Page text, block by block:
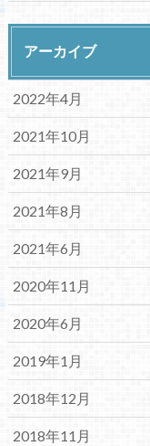
アーカイブ
2022年4月
2021年10月
2021年9月
2021年8月
2021年6月
2020年11月
2020年6月
2019年1月
2018年12月
2018年11月